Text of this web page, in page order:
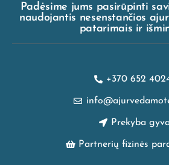
Padėsime jums pasirūpinti
naudojantis nesenstančios
patarimais ir
+370 652
Prekyba
Partnerių fizinės